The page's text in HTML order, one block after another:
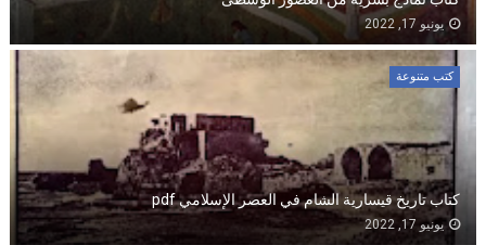
يونيو 17, 2022
كتب متنوعة
كتاب تاريخ قيسارية الشام في العصر الإسلامي pdf
يونيو 17, 2022